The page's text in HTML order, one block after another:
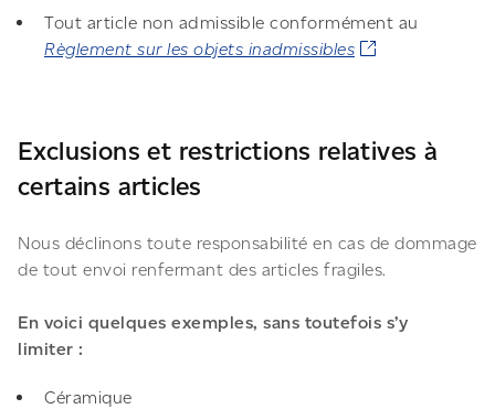
Tout article non admissible conformément au
Règlement sur les objets inadmissibles
Exclusions et restrictions relatives à
certains articles
Nous déclinons toute responsabilité en cas de dommage
de tout envoi renfermant des articles fragiles.
En voici quelques exemples, sans toutefois s’y
limiter :
Céramique